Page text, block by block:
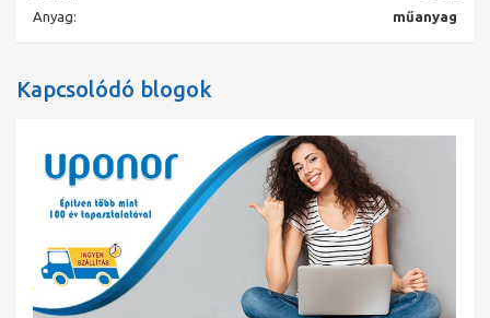
Anyag:
műanyag
Kapcsolódó blogok